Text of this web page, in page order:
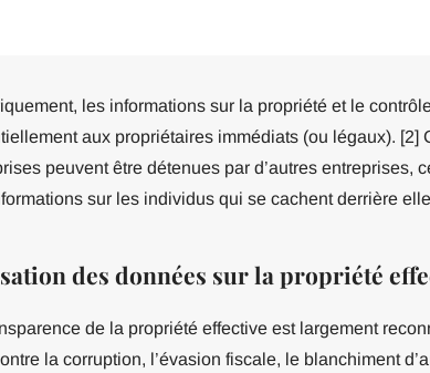
les informations sur la propriété et le
aux propriétaires immédiats (ou légaux). [2]
peuvent être détenues par d’autres entreprises,
sur les individus qui se cachent derrière
des données sur la propriété
de la propriété effective est largement
la corruption, l’évasion fiscale, le blanchiment